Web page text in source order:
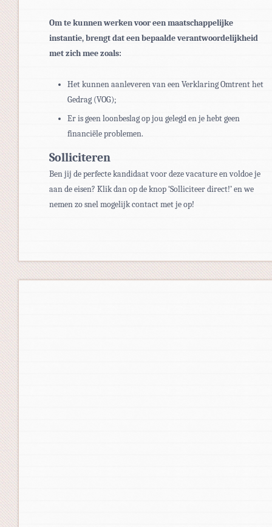
Om te kunnen werken voor een maatschappelijke
instantie, brengt dat een bepaalde verantwoordelijkheid
met zich mee zoals:
Het kunnen aanleveren van een Verklaring Omtrent het
Gedrag (VOG);
Er is geen loonbeslag op jou gelegd en je hebt geen
financiële problemen.
Solliciteren
Ben jij de perfecte kandidaat voor deze vacature en voldoe je
aan de eisen? Klik dan op de knop ‘Solliciteer direct!’ en we
nemen zo snel mogelijk contact met je op!